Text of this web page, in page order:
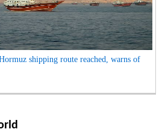
shipping route reached, warns of